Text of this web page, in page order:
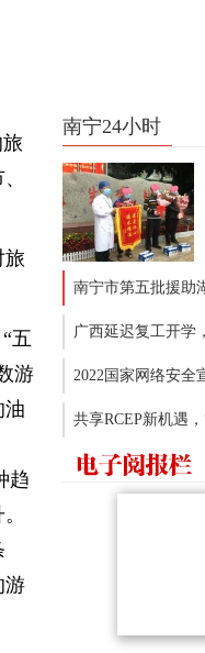
旅
五
游
油
趋
游
南宁24小时
南宁市第五批援助
广西延迟复工开学
2022国家网络安全
共享RCEP新机遇